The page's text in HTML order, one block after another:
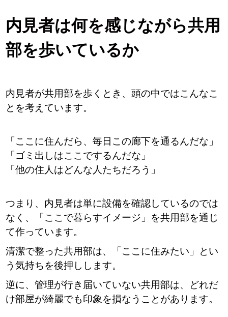
内見者は何を感じながら共用
部を歩いているか
内見者が共用部を歩くとき、頭の中ではこんなこ
とを考えています。
「ここに住んだら、毎日この廊下を通るんだな」
「ゴミ出しはここでするんだな」
「他の住人はどんな人たちだろう」
つまり、内見者は単に設備を確認しているのでは
なく、「ここで暮らすイメージ」を共用部を通じ
て作っています。
清潔で整った共用部は、「ここに住みたい」とい
う気持ちを後押しします。
逆に、管理が行き届いていない共用部は、どれだ
け部屋が綺麗でも印象を損なうことがあります。